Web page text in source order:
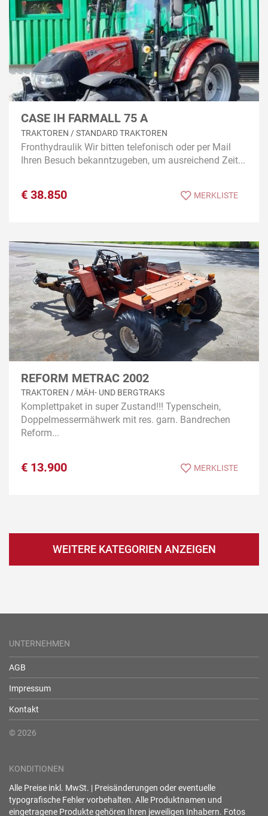
CASE IH FARMALL 75 A
TRAKTOREN / STANDARD TRAKTOREN
Fronthydraulik Wir bitten telefonisch oder per Mail
Ihren Besuch bekanntzugeben, um ausreichend Zeit...
€ 38.850 MERKLISTE
REFORM METRAC 2002
TRAKTOREN / MÄH- UND BERGTRAKS
Komplettpaket in super Zustand!!! Typenschein,
Doppelmessermähwerk mit res. garn. Bandrechen
Reform...
€ 13.900 MERKLISTE
WEITERE KATEGORIEN ANZEIGEN
UNTERNEHMEN
AGB
Impressum
Kontakt
© 2026
KONDITIONEN
Alle Preise inkl. MwSt. | Preisänderungen oder eventuelle
typografische Fehler vorbehalten. Alle Produktnamen und
eingetragene Produkte gehören Ihren jeweiligen Inhabern. Fotos